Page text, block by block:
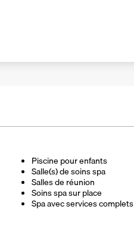
Piscine pour enfants
Salle(s) de soins spa
Salles de réunion
Soins spa sur place
Spa avec services complets